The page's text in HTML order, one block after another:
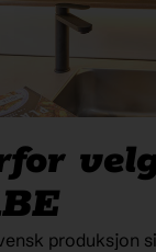
produksjon